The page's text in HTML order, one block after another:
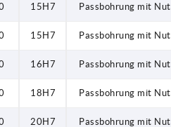
15H7 Passbohrung mit Nut
15H7 Passbohrung mit Nut
16H7 Passbohrung mit Nut
18H7 Passbohrung mit Nut
20H7 Passbohrung mit Nut